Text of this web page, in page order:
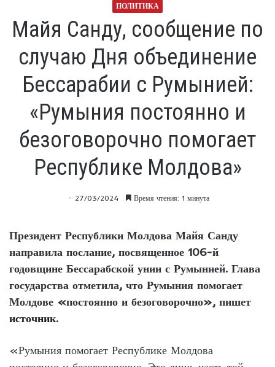
ПОЛИТИКА
Майя Санду, сообщение по
случаю Дня объединение
Бессарабии с Румынией:
«Румыния постоянно и
безоговорочно помогает
Республике Молдова»
27/03/2024 Время чтения: 1 минута
Президент Республики Молдова Майя Санду
направила послание, посвященное 106-й
годовщине Бессарабской унии с Румынией. Глава
государства отметила, что Румыния помогает
Молдове «постоянно и безоговорочно», пишет
источник.
«Румыния помогает Республике Молдова